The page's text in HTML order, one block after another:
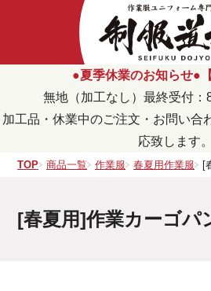
●夏季休業のお知らせ●
無地（加工なし）最終受付：
加工品・休業中のご注文・お問い合
応致します。
TOP 商品一覧 作業服 春夏用作業服 [
[春夏用]作業カーゴパ